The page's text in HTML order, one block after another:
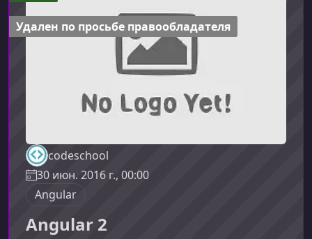
codeschool
30 июн. 2016 г., 00:00
Angular
Angular 2
Удален по просьбе правообладателя